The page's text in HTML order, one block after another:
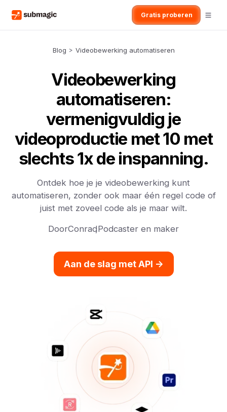
Gratis proberen
Blog > Videobewerking automatiseren
Videobewerking
automatiseren:
vermenigvuldig je
videoproductie met 10 met
slechts 1x de inspanning.
Ontdek hoe je je videobewerking kunt
automatiseren, zonder ook maar één regel code of
juist met zoveel code als je maar wilt.
DoorConrad,Podcaster en maker
Aan de slag met API ->